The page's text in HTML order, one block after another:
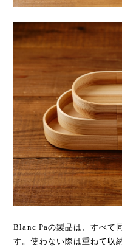
Blanc Paの製品は、すべて
す。使わない際は重ねて収